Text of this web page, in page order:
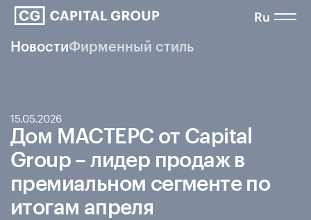
Ru
НовостиФирменный стиль
15.05.2026
Дом МАСТЕРС от Capital
Group – лидер продаж в
премиальном сегменте по
итогам апреля